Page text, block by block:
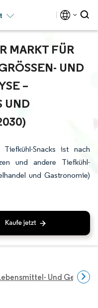
MARKT FÜR
UND M
– W
P
Snacks ist nach
und andere Tiefkühl-
und Gastronomie)
Und